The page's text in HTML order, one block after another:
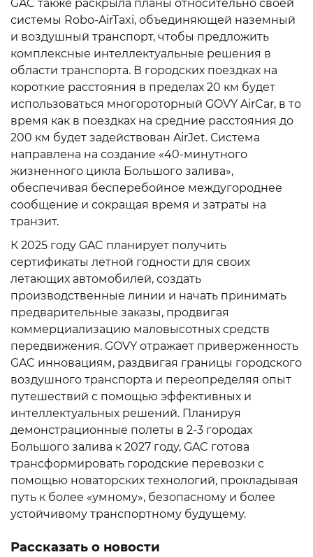
GAC также раскрыла планы относительно своей
системы Robo-AirTaxi, объединяющей наземный
и воздушный транспорт, чтобы предложить
комплексные интеллектуальные решения в
области транспорта. В городских поездках на
короткие расстояния в пределах 20 км будет
использоваться многороторный GOVY AirCar, в то
время как в поездках на средние расстояния до
200 км будет задействован AirJet. Система
направлена на создание «40-минутного
жизненного цикла Большого залива»,
обеспечивая бесперебойное междугороднее
сообщение и сокращая время и затраты на
транзит.
К 2025 году GAC планирует получить
сертификаты летной годности для своих
летающих автомобилей, создать
производственные линии и начать принимать
предварительные заказы, продвигая
коммерциализацию маловысотных средств
передвижения. GOVY отражает приверженность
GAC инновациям, раздвигая границы городского
воздушного транспорта и переопределяя опыт
путешествий с помощью эффективных и
интеллектуальных решений. Планируя
демонстрационные полеты в 2-3 городах
Большого залива к 2027 году, GAC готова
трансформировать городские перевозки с
помощью новаторских технологий, прокладывая
путь к более «умному», безопасному и более
устойчивому транспортному будущему.
Рассказать о новости